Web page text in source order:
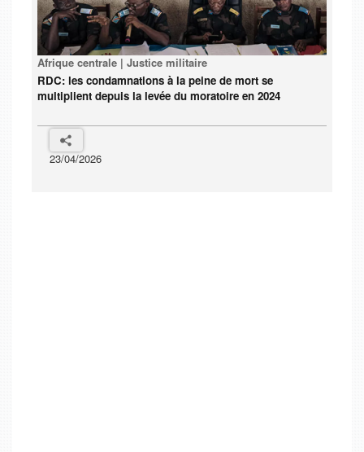
Afrique centrale | Justice militaire
RDC: les condamnations à la peine de mort se
multiplient depuis la levée du moratoire en 2024
23/04/2026